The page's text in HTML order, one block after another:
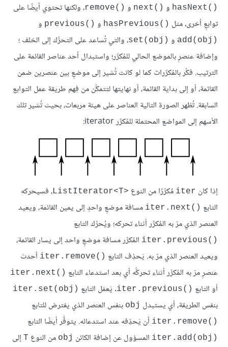
hasNext()‎ و next()‎ و remove()‎، ولكنها تحتوي أيضًا على
توابعٍ أخرى، مثل hasPrevious()‎ و previous()‎ و
add(obj)‎ و set(obj)‎، والتي تُساعد على التحرُّك إلى الخلف ؛
وإضافة عنصرٍ بالموضع الحالي للمُكرِّر؛ واستبدال أحد عناصر القائمة على
الترتيب. فكِّر بالمُكرِّرات كما لو كانت تُشير إلى موضعٍ بين عنصرين ضمن
القائمة، أو إلى بداية القائمة، أو نهايتها لتتمكَّن من فِهم طريقة عمل التوابع
السابقة. تُظهر الصورة التالية العناصر على هيئة مربعات، بحيث تُشير تلك
الأسهم إلى المواضع المحتملة للمُكرِّر iterator:
إذا كان iter مُكرِّرًا من النوع ListIterator<T>‎، فسيحركه
التابع iter.next()‎ مسافة موضعٍ واحدٍ إلى يمين القائمة، ويعيد
العنصر الذي مرّ به المُكرِّر أثناء تحركه؛ ويُحرِّك التابع
iter.previous()‎ المُكرِّر مسافة موضعٍ واحد إلى يسار القائمة،
ويعيد العنصر الذي مرّ به. يَحذِف التابع iter.remove()‎ أحدث
عنصرٍ مرّ به المُكرِّر أثناء تحركُّه أي بعد استدعاء التابع iter.next()‎
أو التابع iter.previous()‎. يَعمَل التابع iter.set(obj)‎
بنفس الطريقة، أي يستبدل obj بنفس العنصر الذي يفترض للتابع
iter.remove()‎ أن يَحذِفه عند استدعائه. يتوفَّر أيضًا التابع
iter.add(obj)‎ المسؤول عن إضافة الكائن obj من النوع T إلى